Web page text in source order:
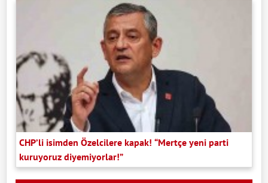
CHP’li isimden Özelcilere kapak! “Mertçe yeni parti
kuruyoruz diyemiyorlar!”